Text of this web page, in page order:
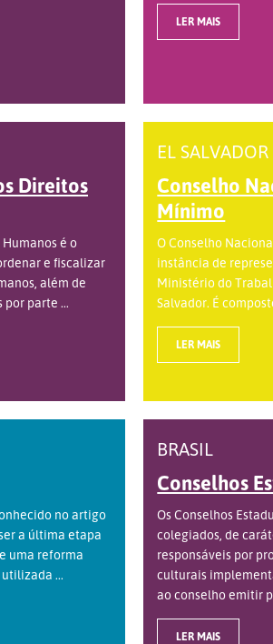
LER MAIS
Direitos
é o
e fiscalizar
além de
parte ...
EL SALVADOR
Conselho
Mínimo
O Conselho
instância de
Ministério do
Salvador. É
LER MAIS
no artigo
a última etapa
uma reforma
...
BRASIL
Conselhos
Os Conselhos
colegiados, de
responsáveis por
culturais
ao conselho emitir
LER MAIS